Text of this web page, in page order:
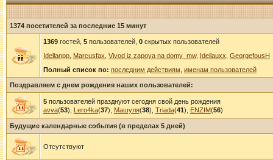
1374 посетителей за последние 15 минут
1369гостей, 5пользователей, 0скрытых пользователей
Idellanpp, Marcusfax Vivod iz zapoya na domy_mw, Idellauxx GeorgefousH
Полный список по: последним действиям именам пользователей
Поздравляем с днем рождения наших пользователей:
5пользователей празднуют сегодня свой день рождения
avva(53), Lero4ka(37), Машуля(38), Triada(41), ENZIM(56)
Будущие календарные события (в пределах 5 дней)
Отсутствуют